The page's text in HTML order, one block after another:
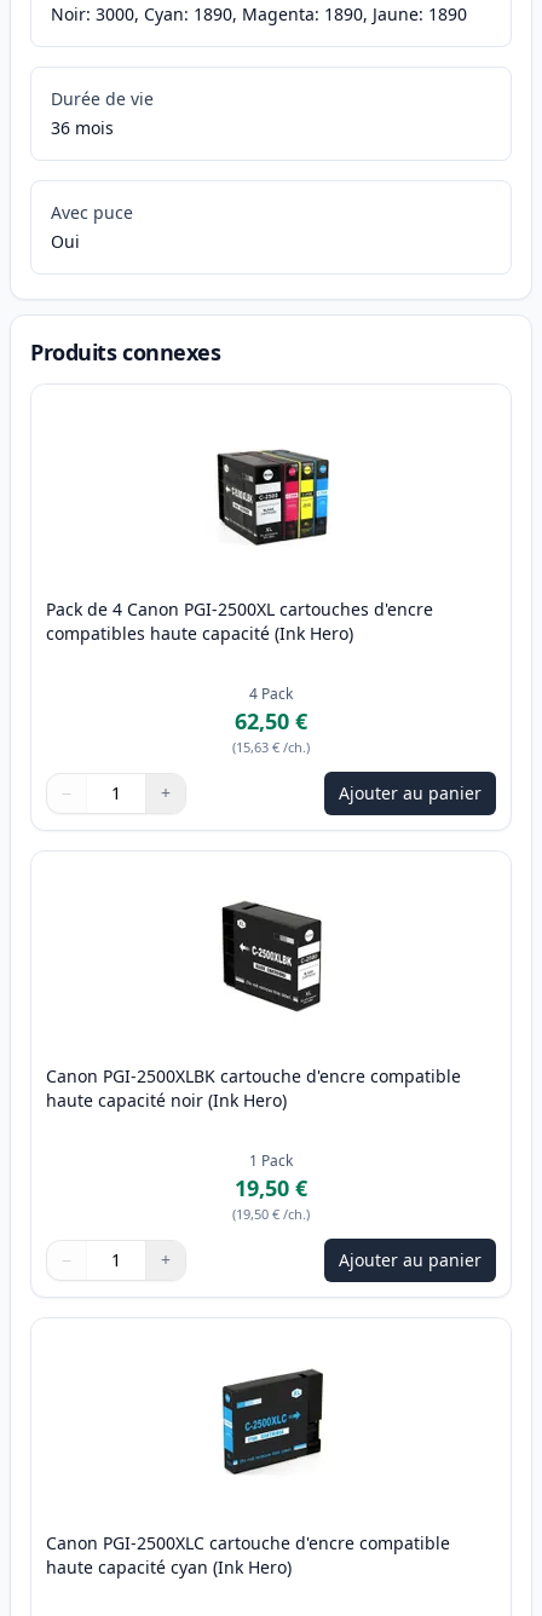
Noir: 3000, Cyan: 1890, Magenta: 1890, Jaune: 1890
Durée de vie
36 mois
Avec puce
Oui
Produits connexes
Pack de 4 Canon PGI-2500XL cartouches d'encre
compatibles haute capacité (Ink Hero)
4 Pack
62,50 €
(15,63 € /ch.)
Quantité
Utilisez les boutons pour ajuster
− +
Quantité Ajouter au panier
Canon PGI-2500XLBK cartouche d'encre compatible
haute capacité noir (Ink Hero)
1 Pack
19,50 €
(19,50 € /ch.)
Quantité
Utilisez les boutons pour ajuster
− +
Quantité Ajouter au panier
Canon PGI-2500XLC cartouche d'encre compatible
haute capacité cyan (Ink Hero)